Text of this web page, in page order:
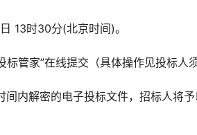
13时30分(北京时间)。
管家”在线提交（具体操作见投标人
内解密的电子投标文件，招标人将予